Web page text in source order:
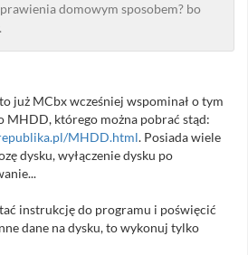
domowym sposobem? bo
już MCbx wcześniej wspominał o tym
MHDD, którego można pobrać stąd:
MHDD.html. Posiada wiele
dysku, wyłączenie dysku po
instrukcję do programu i poświęcić
dane na dysku, to wykonuj tylko